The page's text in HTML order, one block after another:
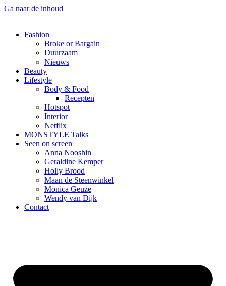
Ga naar de inhoud
Fashion
Broke or Bargain
Duurzaam
Nieuws
Beauty
Lifestyle
Body & Food
Recepten
Hotspot
Interior
Netflix
MONSTYLE Talks
Seen on screen
Anna Nooshin
Geraldine Kemper
Holly Brood
Maan de Steenwinkel
Monica Geuze
Wendy van Dijk
Contact